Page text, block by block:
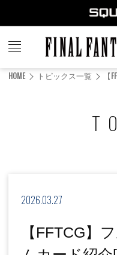
HOME トピックス一覧
2026.03.27
【FFTCG】